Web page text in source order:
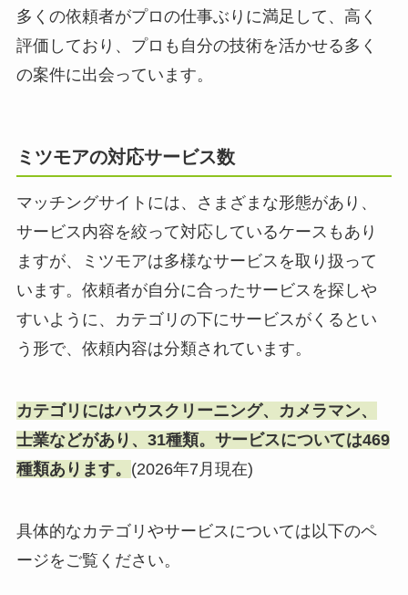
多くの依頼者がプロの仕事ぶりに満足して、高く
評価しており、プロも自分の技術を活かせる多く
の案件に出会っています。
ミツモアの対応サービス数
マッチングサイトには、さまざまな形態があり、
サービス内容を絞って対応しているケースもあり
ますが、ミツモアは多様なサービスを取り扱って
います。依頼者が自分に合ったサービスを探しや
すいように、カテゴリの下にサービスがくるとい
う形で、依頼内容は分類されています。
カテゴリにはハウスクリーニング、カメラマン、
士業などがあり、31種類。サービスについては469
種類あります。 (2026年7月現在)
具体的なカテゴリやサービスについては以下のペ
ージをご覧ください。